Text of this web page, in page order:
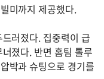
미까지 제공했다.
러졌다. 집중력이 급
졌다. 반면 홈팀 톨루
박과 슈팅으로 경기를